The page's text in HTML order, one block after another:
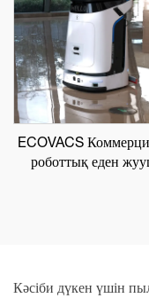
ECOVACS
роботтық еден
Кәсіби дүкен үшін